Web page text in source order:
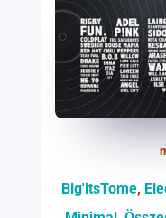
Big'itsTome,